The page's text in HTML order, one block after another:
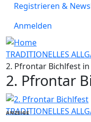
Registrieren &
Anmelden
TRADITIONELLES
2. Pfrontar Bichlfest in
2. Pfrontar
TRADITIONELLES
ANZEIGE